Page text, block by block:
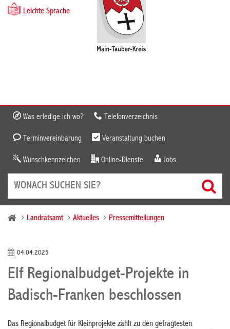
Leichte Sprache
Was erledige ich wo? Telefonverzeichnis
Terminvereinbarung Veranstaltung buchen
Wunschkennzeichen Online-Dienste Jobs
Landratsamt Aktuelles Pressemitteilungen
04.04.2025
Elf Regionalbudget-Projekte in
Badisch-Franken beschlossen
Das Regionalbudget für Kleinprojekte zählt zu den gefragtesten